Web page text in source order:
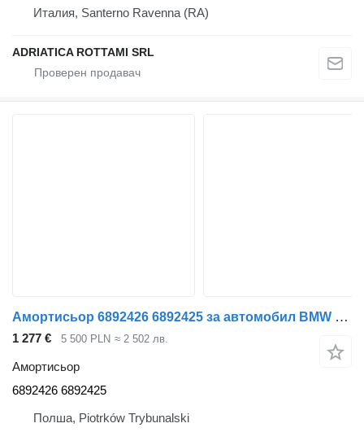
Италия, Santerno Ravenna (RA)
ADRIATICA ROTTAMI SRL
Амортисьор 6892426 6892425 за автомобил BMW X6 G06 X5 G05
1 277 € 5 500 PLN ≈ 2 502 лв.
Амортисьор
6892426 6892425
Полша, Piotrków Trybunalski